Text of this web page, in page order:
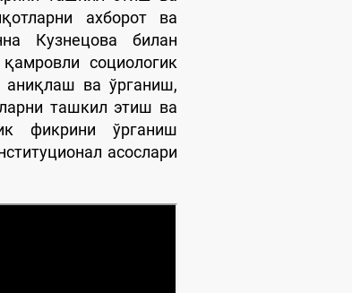
ахборот ва
Кузнецова билан
социологик
аниқлаш ва ўрганиш,
ташкил этиш ва
фикрини ўрганиш
асослари